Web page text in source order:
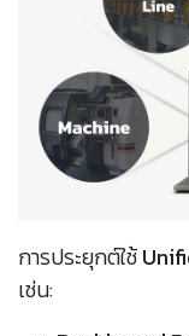
การประยุกต์ใช้
เช่น: